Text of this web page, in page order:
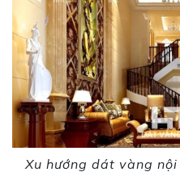
Xu hướng dát vàng